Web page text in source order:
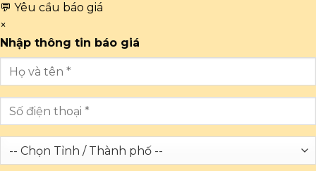
💬 Yêu cầu báo giá
×
Nhập thông tin báo giá